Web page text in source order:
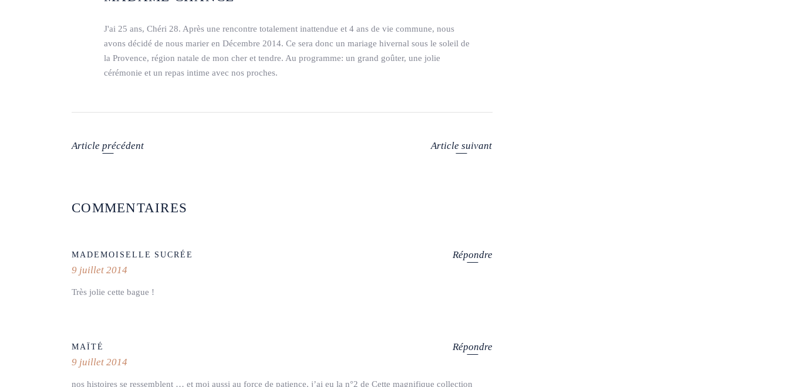
J'ai 25 ans, Chéri 28. Après une rencontre totalement inattendue et 4 ans de vie commune, nous
avons décidé de nous marier en Décembre 2014. Ce sera donc un mariage hivernal sous le soleil de
la Provence, région natale de mon cher et tendre. Au programme: un grand goûter, une jolie
cérémonie et un repas intime avec nos proches.
Article précédent Article suivant
COMMENTAIRES
MADEMOISELLE SUCRÉE
Répondre
9 juillet 2014
Très jolie cette bague !
MAÏTÉ
Répondre
9 juillet 2014
nos histoires se ressemblent … et moi aussi au force de patience, j’ai eu la n°2 de Cette magnifique collection